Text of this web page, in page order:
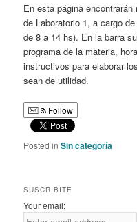
En esta página
de Laboratorio 1, a cargo
de 8 a 14 hs). En la barra
programa de la materia,
instructivos para elaborar
sean de utilidad.
Follow
Posted in Sin categoría
SUSCRIBITE
Your email: